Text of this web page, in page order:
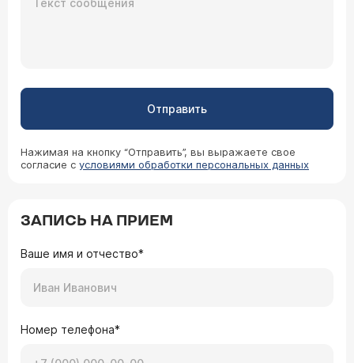
Отправить
Нажимая на кнопку “Отправить”, вы выражаете свое
согласие с условиями обработки персональных данных
ЗАПИСЬ НА ПРИЕМ
Ваше имя и отчество*
Номер телефона*